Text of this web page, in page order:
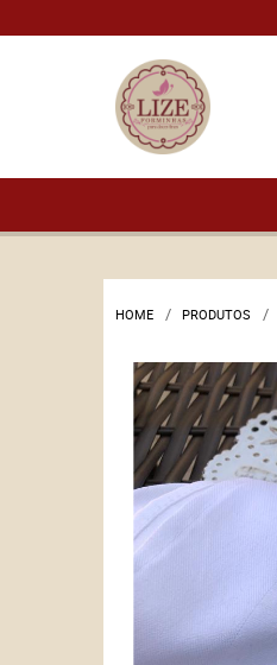
HOME PRODUTOS